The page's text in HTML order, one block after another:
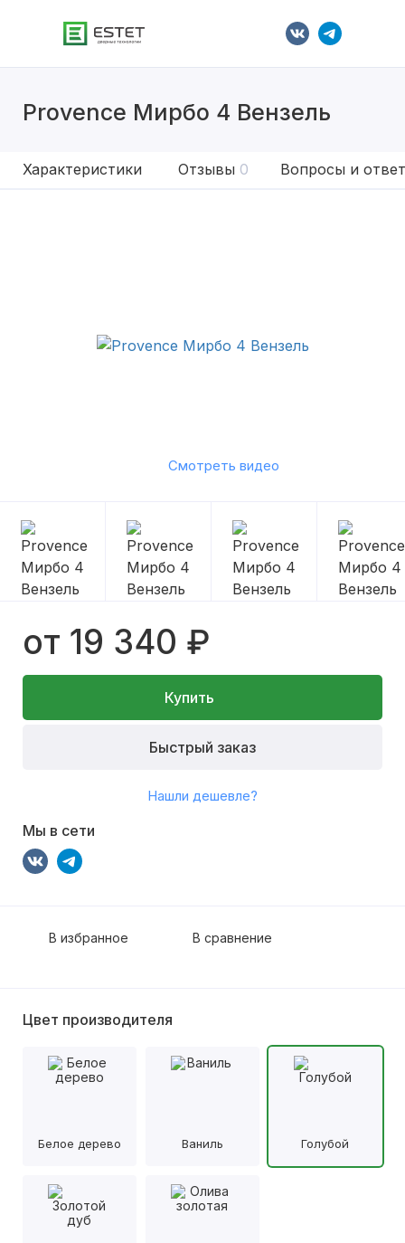
Provence Мирбо 4 Вензель
Характеристики Отзывы 0 Вопросы и
Смотреть видео
от 19 340 ₽
Купить
Быстрый заказ
Нашли дешевле?
Мы в сети
В избранное В сравнение
Цвет производителя
Белое дерево Ваниль Голубой